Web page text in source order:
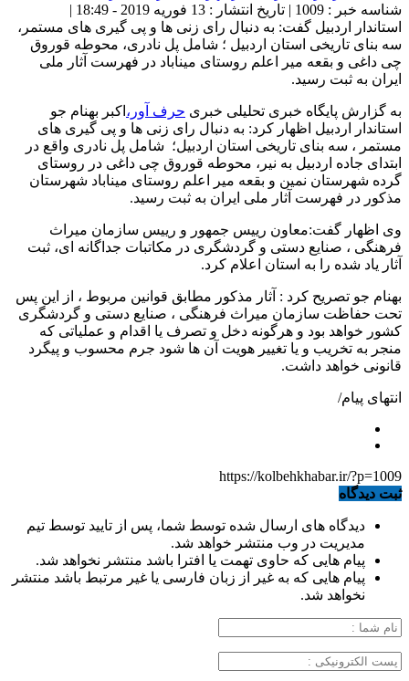
شناسه خبر : 1009 | تاریخ انتشار : 13 فوریه 2019 - 18:49 |
استاندار اردبیل گفت: به دنبال رای زنی ها و پی گیری های مستمر،
سه بنای تاریخی استان اردبیل ؛ شامل پل نادری، محوطه قوروق
چی داغی و بقعه میر اعلم روستای میناباد در فهرست آثار ملی
ایران به ثبت رسید.
به گزارش پایگاه خبری تحلیلی خبری حرف آور، اکبر بهنام جو
استاندار اردبیل اظهار کرد: به دنبال رای زنی ها و پی گیری های
مستمر ، سه بنای تاریخی استان اردبیل؛ شامل پل نادری واقع در
ابتدای جاده اردبیل به نیر، محوطه قوروق چی داغی در روستای
گرده شهرستان نمین و بقعه میر اعلم روستای میناباد شهرستان
مذکور در فهرست آثار ملی ایران به ثبت رسید.
وی اظهار گفت:معاون رییس جمهور و رییس سازمان میراث
فرهنگی ، صنایع دستی و گردشگری در مکاتبات جداگانه ای، ثبت
آثار یاد شده را به استان اعلام کرد.
بهنام جو تصریح کرد : آثار مذکور مطابق قوانین مربوط ، از این پس
تحت حفاظت سازمان میراث فرهنگی ، صنایع دستی و گردشگری
کشور خواهد بود و هرگونه دخل و تصرف یا اقدام و عملیاتی که
منجر به تخریب و یا تغییر هویت آن ها شود جرم محسوب و پیگرد
قانونی خواهد داشت.
انتهای پیام/
https://kolbehkhabar.ir/?p=1009
ثبت دیدگاه
دیدگاه های ارسال شده توسط شما، پس از تایید توسط تیم
مدیریت در وب منتشر خواهد شد.
پیام هایی که حاوی تهمت یا افترا باشد منتشر نخواهد شد.
پیام هایی که به غیر از زبان فارسی یا غیر مرتبط باشد منتشر
نخواهد شد.